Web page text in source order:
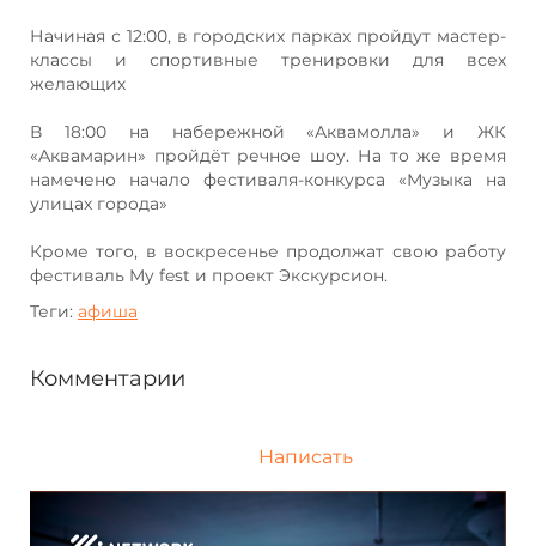
Начиная с 12:00, в городских парках пройдут мастер-
классы и спортивные тренировки для всех
желающих
В 18:00 на набережной «Аквамолла» и ЖК
«Аквамарин» пройдёт речное шоу. На то же время
намечено начало фестиваля-конкурса «Музыка на
улицах города»
Кроме того, в воскресенье продолжат свою работу
фестиваль My fest и проект Экскурсион.
Теги: афиша
Комментарии
Написать